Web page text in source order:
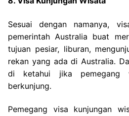
Sesuai dengan namanya,
pemerintah Australia buat
tujuan pesiar, liburan,
rekan yang ada di Australia.
di ketahui jika pemegang
berkunjung.
Pemegang visa kunjungan